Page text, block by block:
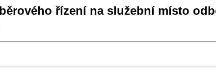
řízení na služební místo